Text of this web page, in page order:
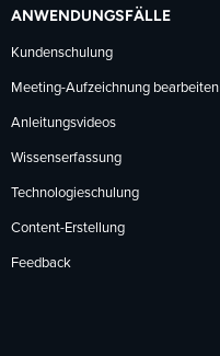
ANWENDUNGSFÄLLE
Kundenschulung
Meeting-Aufzeichnung bearbeiten
Anleitungsvideos
Wissenserfassung
Technologieschulung
Content-Erstellung
Feedback